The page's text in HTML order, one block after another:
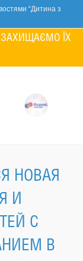
“Дитина з
ЇХ
НОВАЯ
И
С
В